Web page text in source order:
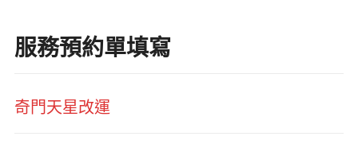
服務預約單填寫
奇門天星改運